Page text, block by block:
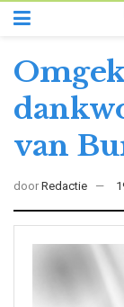
van
door Redactie